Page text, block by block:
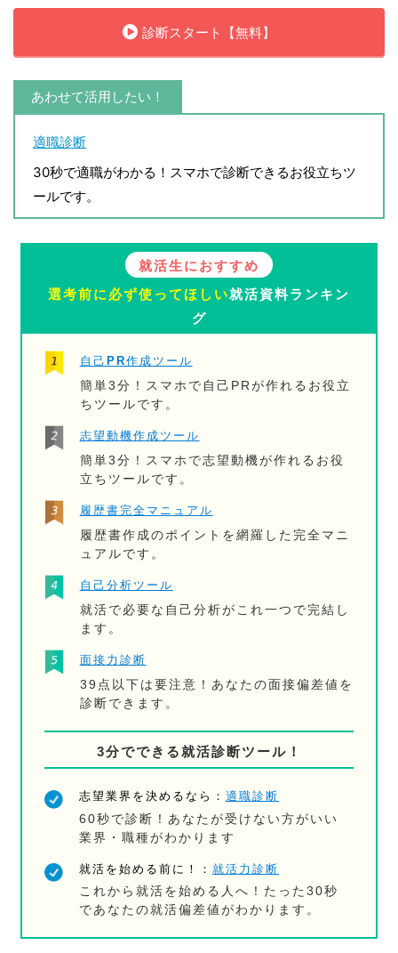
診断スタート【無料】
あわせて活用したい！
適職診断
30秒で適職がわかる！スマホで診断できるお役立ちツ
ールです。
就活生におすすめ
選考前に必ず使ってほしい就活資料ランキン
グ
自己PR作成ツール
簡単3分！スマホで自己PRが作れるお役立
ちツールです。
志望動機作成ツール
簡単3分！スマホで志望動機が作れるお役
立ちツールです。
履歴書完全マニュアル
履歴書作成のポイントを網羅した完全マニ
ュアルです。
自己分析ツール
就活で必要な自己分析がこれ一つで完結し
ます。
面接力診断
39点以下は要注意！あなたの面接偏差値を
診断できます。
3分でできる就活診断ツール！
志望業界を決めるなら：適職診断
60秒で診断！あなたが受けない方がいい
業界・職種がわかります
就活を始める前に！：就活力診断
これから就活を始める人へ！たった30秒
であなたの就活偏差値がわかります。